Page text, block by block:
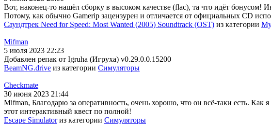
Вот, наконец-то нашёл сборку в высоком качестве (flac), та что идёт бонусом!
Потому, как обычно Gamerip зацензурен и отличается от официальных CD
Саундтрек Need for Speed: Most Wanted (2005) Soundtrack (OST) из категории
Mifman
5 июля 2023 22:23
Добавлен репак от Igruha (Игруха) v0.29.0.0.15200
BeamNG.drive из категории Симуляторы
Checkmate
30 июня 2023 21:44
Mifman, Благодарю за оперативность, очень хорошо, что он всё-таки есть. Как
этот интерактивный квест по полной!
Escape Simulatorиз категории Симуляторы